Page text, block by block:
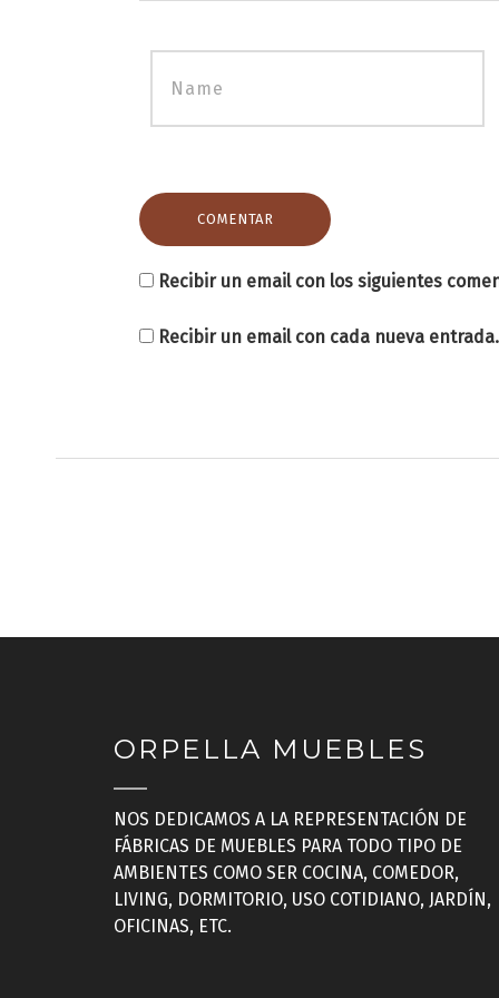
Recibir un email con los siguientes
Recibir un email con cada nueva entrada.
ORPELLA MUEBLES
NOS DEDICAMOS A LA REPRESENTACIÓN DE
FÁBRICAS DE MUEBLES PARA TODO TIPO DE
AMBIENTES COMO SER COCINA, COMEDOR,
LIVING, DORMITORIO, USO COTIDIANO, JARDÍN,
OFICINAS, ETC.